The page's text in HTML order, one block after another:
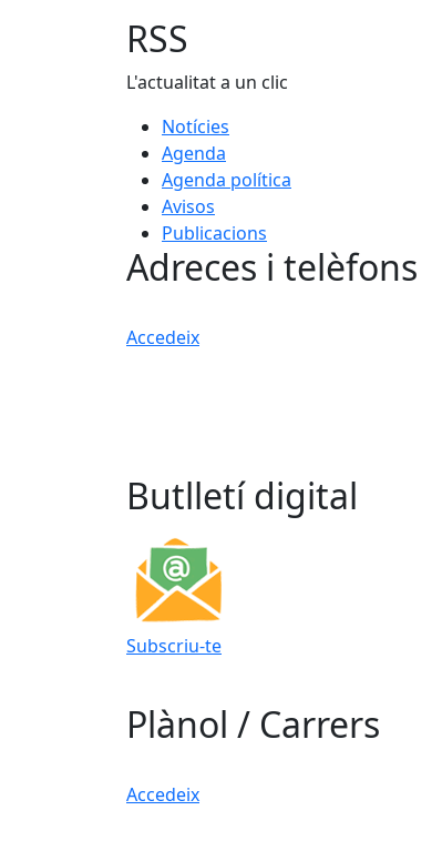
RSS
L'actualitat a un clic
Notícies
Agenda
Agenda política
Avisos
Publicacions
Adreces i telèfons
Accedeix
Butlletí digital
Subscriu-te
Plànol / Carrers
Accedeix